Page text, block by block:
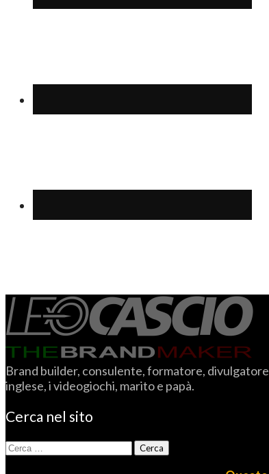
Brand builder, consulente, formatore,
inglese, i videogiochi, marito e papà.
Cerca nel sito
Ricerca